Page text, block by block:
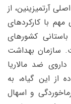
آرتمیزینین، از
با کارکردهای
کشورهای
سازمان بهداشت
ضد مالاریا
از این گیاه، به
و اسهال